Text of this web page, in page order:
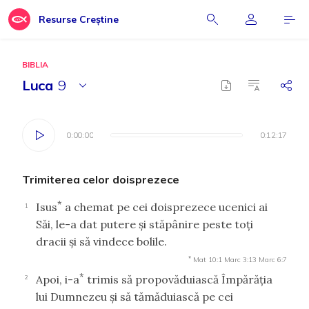
Resurse Creștine
BIBLIA
Luca 9
0:00:00 0:12:17
0:00:00 0:12:17
Trimiterea celor doisprezece
1 Isus* a chemat pe cei doisprezece ucenici ai
Săi, le-a dat putere şi stăpânire peste toţi
dracii şi să vindece bolile.
* Mat 10:1 Marc 3:13 Marc 6:7
2 Apoi, i-a* trimis să propovăduiască Împărăţia
lui Dumnezeu şi să tămăduiască pe cei